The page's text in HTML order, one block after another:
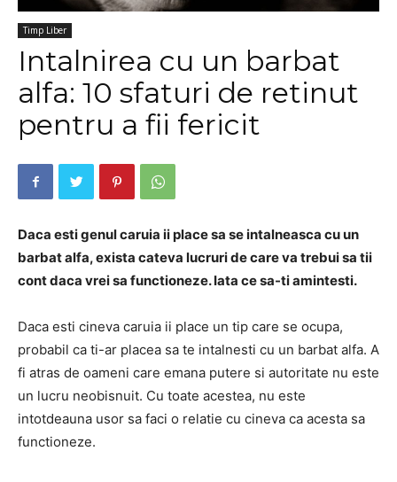
Timp Liber
Intalnirea cu un barbat
alfa: 10 sfaturi de retinut
pentru a fii fericit
Daca esti genul caruia ii place sa se intalneasca cu un
barbat alfa, exista cateva lucruri de care va trebui sa tii
cont daca vrei sa functioneze.Iata ce sa-ti amintesti.
Daca esti cineva caruia ii place un tip care se ocupa,
probabil ca ti-ar placea sa te intalnesti cu un barbat alfa. A
fi atras de oameni care emana putere si autoritate nu este
un lucru neobisnuit. Cu toate acestea, nu este
intotdeauna usor sa faci o relatie cu cineva ca acesta sa
functioneze.